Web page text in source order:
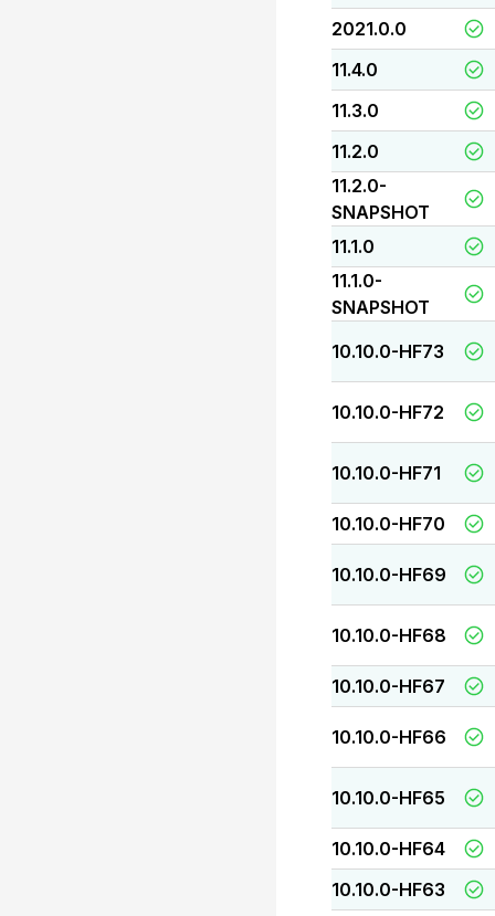
2021.0.0
11.4.0
11.3.0
11.2.0
11.2.0-
SNAPSHOT
11.1.0
11.1.0-
SNAPSHOT
10.10.0-HF73
10.10.0-HF72
10.10.0-HF71
10.10.0-HF70
10.10.0-HF69
10.10.0-HF68
10.10.0-HF67
10.10.0-HF66
10.10.0-HF65
10.10.0-HF64
10.10.0-HF63